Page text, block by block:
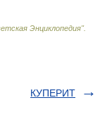
Энциклопедия".
КУПЕРИТ